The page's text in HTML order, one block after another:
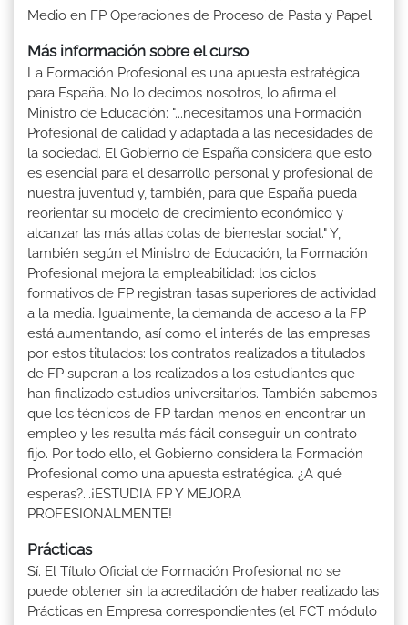
Medio en FP Operaciones de Proceso de Pasta y Papel
Más información sobre el curso
La Formación Profesional es una apuesta estratégica
para España. No lo decimos nosotros, lo afirma el
Ministro de Educación: "...necesitamos una Formación
Profesional de calidad y adaptada a las necesidades de
la sociedad. El Gobierno de España considera que esto
es esencial para el desarrollo personal y profesional de
nuestra juventud y, también, para que España pueda
reorientar su modelo de crecimiento económico y
alcanzar las más altas cotas de bienestar social." Y,
también según el Ministro de Educación, la Formación
Profesional mejora la empleabilidad: los ciclos
formativos de FP registran tasas superiores de actividad
a la media. Igualmente, la demanda de acceso a la FP
está aumentando, así como el interés de las empresas
por estos titulados: los contratos realizados a titulados
de FP superan a los realizados a los estudiantes que
han finalizado estudios universitarios. También sabemos
que los técnicos de FP tardan menos en encontrar un
empleo y les resulta más fácil conseguir un contrato
fijo. Por todo ello, el Gobierno considera la Formación
Profesional como una apuesta estratégica. ¿A qué
esperas?...¡ESTUDIA FP Y MEJORA
PROFESIONALMENTE!
Prácticas
Sí. El Título Oficial de Formación Profesional no se
puede obtener sin la acreditación de haber realizado las
Prácticas en Empresa correspondientes (el FCT módulo